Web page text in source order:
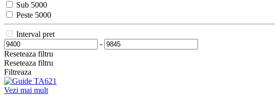
Sub 5000
Peste 5000
Interval pret
-
Reseteaza filtru
Reseteaza filtru
Filtreaza
Vezi mai mult